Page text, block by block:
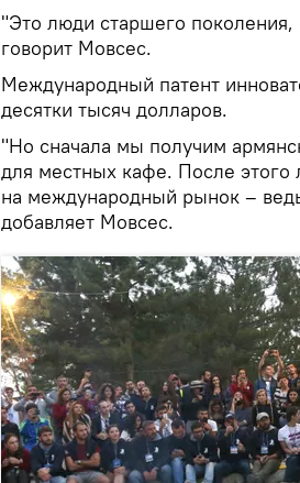
"Это люди старшего
говорит Мовсес.
Международный патент
десятки тысяч долларов.
"Но сначала мы получим
для местных кафе. После этого
на международный рынок –
добавляет Мовсес.